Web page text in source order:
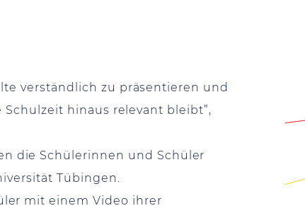
verständlich zu präsentieren und
hinaus relevant bleibt”,
die Schülerinnen und Schüler
Tübingen.
mit einem Video ihrer